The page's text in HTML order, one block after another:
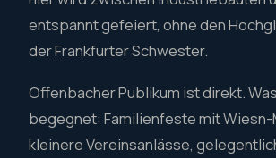
entspannt gefeiert, ohne den
der Frankfurter Schwester.
Offenbacher Publikum ist direkt.
begegnet: Familienfeste mit Wiesn-
kleinere Vereinsanlässe,